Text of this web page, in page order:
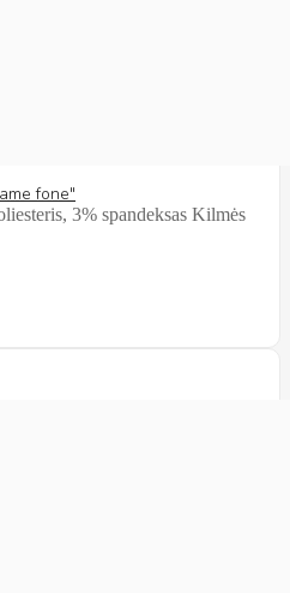
fone"
3% spandeksas Kilmės